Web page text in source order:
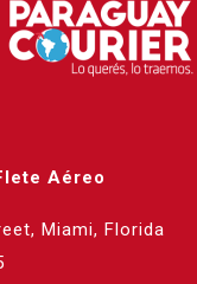
Aéreo
Miami, Florida